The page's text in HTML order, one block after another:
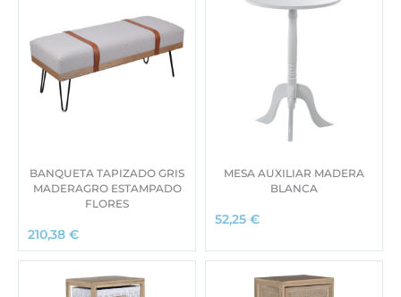
BANQUETA TAPIZADO GRIS
MADERAGRO ESTAMPADO
FLORES
210,38 €
MESA AUXILIAR MADERA
BLANCA
52,25 €